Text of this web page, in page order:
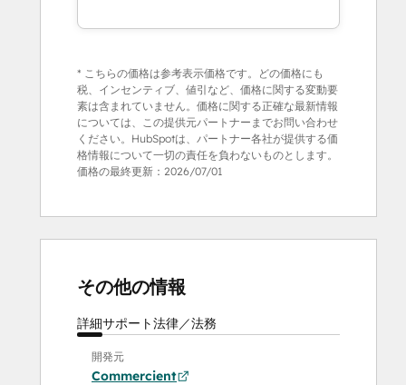
* こちらの価格は参考表示価格です。どの価格にも
税、インセンティブ、値引など、価格に関する変動要
素は含まれていません。価格に関する正確な最新情報
については、この提供元パートナーまでお問い合わせ
ください。HubSpotは、パートナー各社が提供する価
格情報について一切の責任を負わないものとします。
価格の最終更新： 2026/07/01
その他の情報
詳細サポート法律／法務
開発元
Commercient